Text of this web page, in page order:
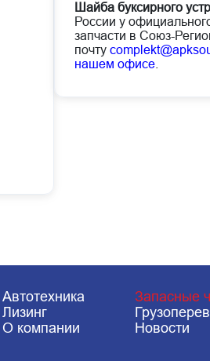
Шайба буксирного
России у
запчасти в Союз-
почту
нашем офисе
Автотехника Запасные
Лизинг
О компании
Новости